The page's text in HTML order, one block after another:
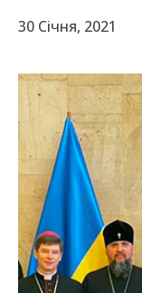
30 Січня, 2021